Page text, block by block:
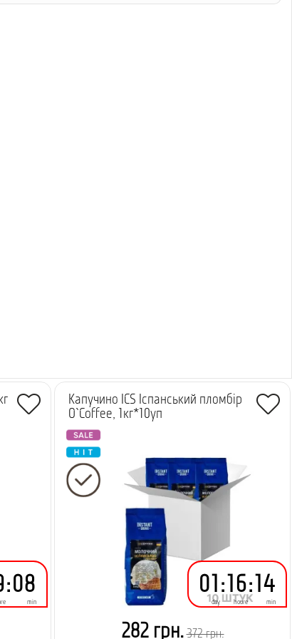
:08
min
Капучино ICS Іспанський пломбір
O`Coffee, 1кг*10уп
01
day
: 16
houre
: 14
min
282 грн. 372 грн.